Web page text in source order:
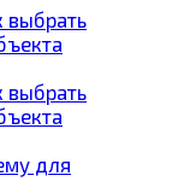
выбрать
выбрать
для